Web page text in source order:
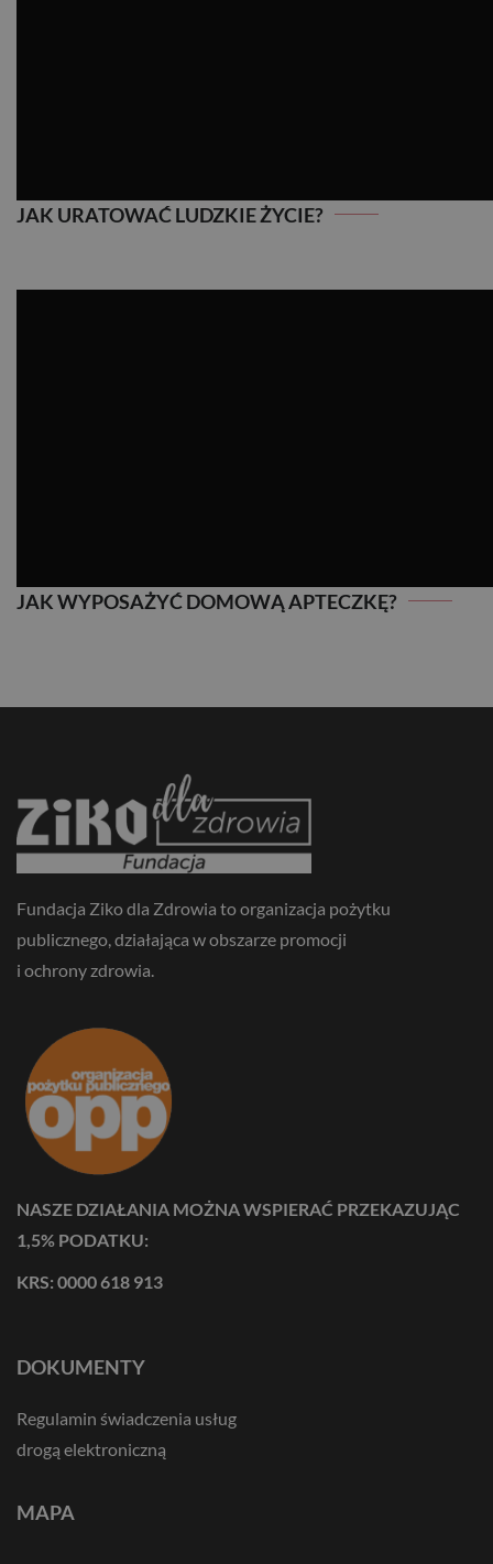
JAK URATOWAĆ LUDZKIE ŻYCIE?
JAK WYPOSAŻYĆ DOMOWĄ APTECZKĘ?
Fundacja Ziko dla Zdrowia to organizacja pożytku
publicznego, działająca w obszarze promocji
i ochrony zdrowia.
NASZE DZIAŁANIA MOŻNA WSPIERAĆ PRZEKAZUJĄC
1,5% PODATKU:
KRS: 0000 618 913
DOKUMENTY
Regulamin świadczenia usług
drogą elektroniczną
MAPA